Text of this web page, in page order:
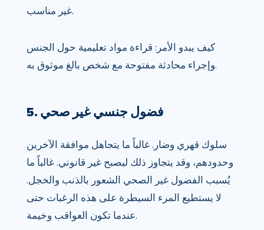
غير مناسب.
كيف يبدو الأمر: قراءة مواد تعليمية حول الجنس
وإجراء محادثة مفتوحة مع شخص بالغ موثوق به.
5. فضول جنسي غير صحي
سلوك قهري وضار. غالباً ما يتجاهل موافقة الآخرين
وحدودهم، وقد يتجاوز ذلك ليصبح غير قانوني. غالباً ما
يُسبب الفضول غير الصحي الشعور بالذنب والخجل.
لا يستطيع المرء السيطرة على هذه الرغبات حتى
عندما تكون العواقب وخيمة.